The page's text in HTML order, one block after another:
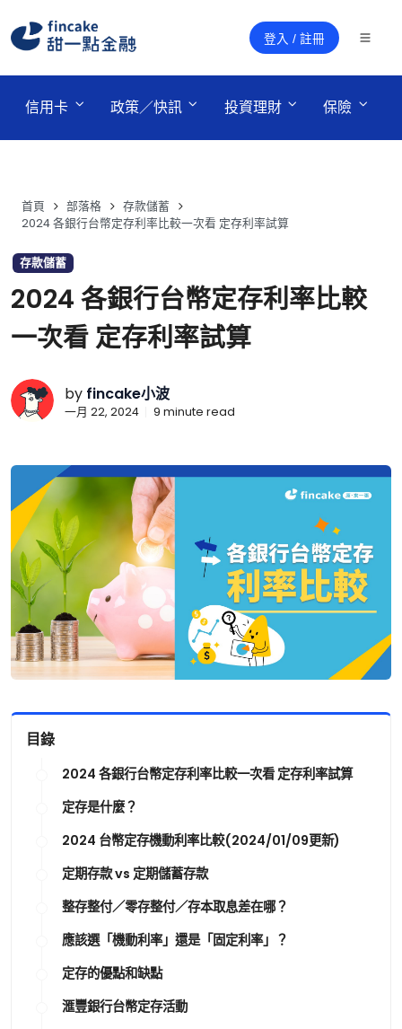
登入 / 註冊
信用卡 政策／快訊 投資理財 保險
首頁 部落格
存款儲蓄
2024 各銀行台幣定存利率比較一次看 定存利率試算
存款儲蓄
2024 各銀行台幣定存利率比較
一次看 定存利率試算
by fincake小波
一月 22, 2024 9 minute read
目錄
2024 各銀行台幣定存利率比較一次看 定存利率試算
定存是什麼？
2024 台幣定存機動利率比較(2024/01/09更新)
定期存款 vs 定期儲蓄存款
整存整付／零存整付／存本取息差在哪？
應該選「機動利率」還是「固定利率」？
定存的優點和缺點
滙豐銀行台幣定存活動